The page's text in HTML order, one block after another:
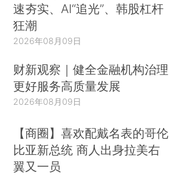
速夯实、AI“追光”、韩股杠杆
狂潮
2026年08月09日
财新观察｜健全金融机构治理
更好服务高质量发展
2026年08月09日
【商圈】喜欢配戴名表的哥伦
比亚新总统 商人出身拉美右
翼又一员